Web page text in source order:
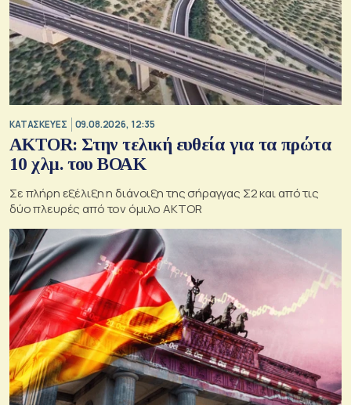
ΚΑΤΑΣΚΕΥΕΣ 09.08.2026, 12:35
AKTOR: Στην τελική ευθεία για τα πρώτα
10 χλμ. του ΒΟΑΚ
Σε πλήρη εξέλιξη η διάνοιξη της σήραγγας Σ2 και από τις
δύο πλευρές από τον όμιλο AKTOR